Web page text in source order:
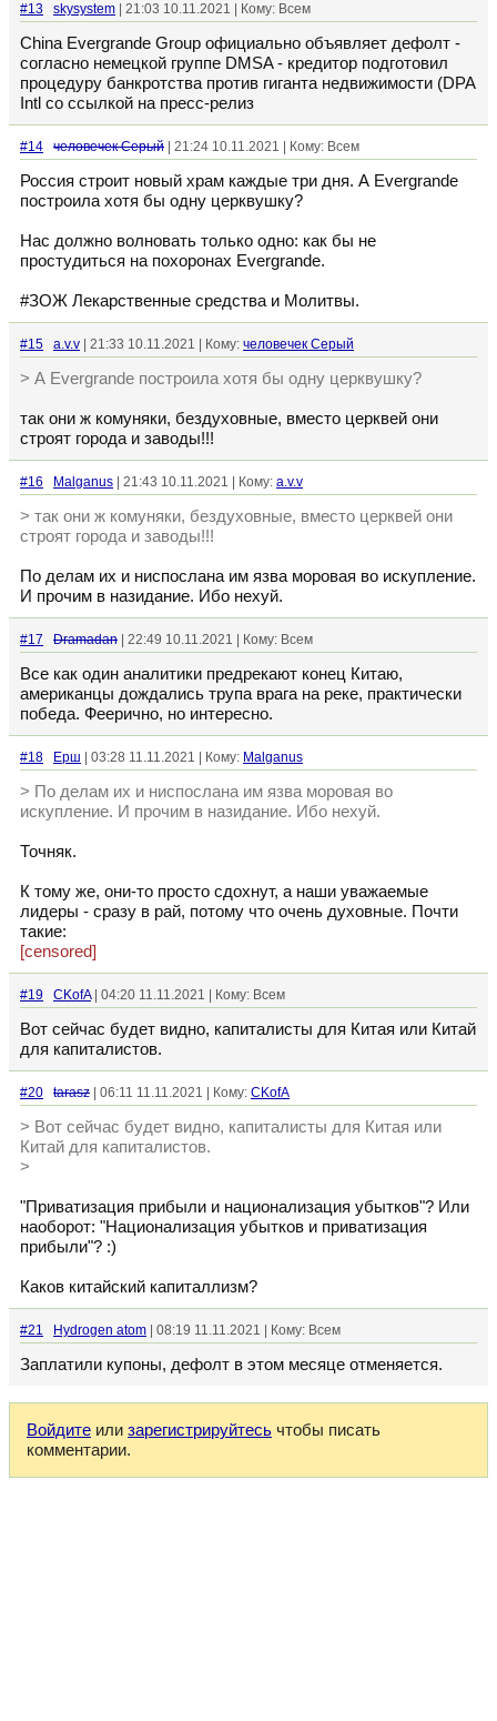
#13 skysystem | 21:03 10.11.2021 | Кому: Всем
China Evergrande Group официально объявляет дефолт -
согласно немецкой группе DMSA - кредитор подготовил
процедуру банкротства против гиганта недвижимости (DPA
Intl со ссылкой на пресс-релиз
#14 человечек Серый | 21:24 10.11.2021 | Кому: Всем
Россия строит новый храм каждые три дня. А Evergrande
построила хотя бы одну церквушку?
Нас должно волновать только одно: как бы не
простудиться на похоронах Evergrande.
#ЗОЖ Лекарственные средства и Молитвы.
#15 a.v.v | 21:33 10.11.2021 | Кому: человечек Серый
> А Evergrande построила хотя бы одну церквушку?
так они ж комуняки, бездуховные, вместо церквей они
строят города и заводы!!!
#16 Malganus | 21:43 10.11.2021 | Кому: a.v.v
> так они ж комуняки, бездуховные, вместо церквей они
строят города и заводы!!!
По делам их и ниспослана им язва моровая во искупление.
И прочим в назидание. Ибо нехуй.
#17 Dramadan | 22:49 10.11.2021 | Кому: Всем
Все как один аналитики предрекают конец Китаю,
американцы дождались трупа врага на реке, практически
победа. Феерично, но интересно.
#18 Ерш | 03:28 11.11.2021 | Кому: Malganus
> По делам их и ниспослана им язва моровая во
искупление. И прочим в назидание. Ибо нехуй.
Точняк.
К тому же, они-то просто сдохнут, а наши уважаемые
лидеры - сразу в рай, потому что очень духовные. Почти
такие:
[censored]
#19 CKofA| 04:20 11.11.2021 | Кому: Всем
Вот сейчас будет видно, капиталисты для Китая или Китай
для капиталистов.
#20 tarasz | 06:11 11.11.2021 | Кому: CKofA
> Вот сейчас будет видно, капиталисты для Китая или
Китай для капиталистов.
>
"Приватизация прибыли и национализация убытков"? Или
наоборот: "Национализация убытков и приватизация
прибыли"? :)
Каков китайский капиталлизм?
#21 Hydrogen atom | 08:19 11.11.2021 | Кому: Всем
Заплатили купоны, дефолт в этом месяце отменяется.
Войдите или зарегистрируйтесь чтобы писать
комментарии.